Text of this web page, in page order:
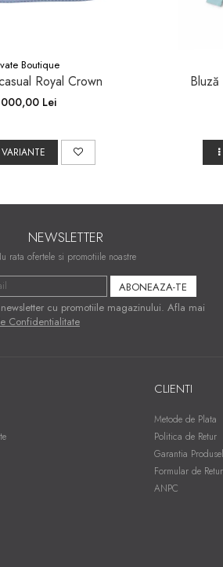
Boutique
Royal Crown
Lei
NEWSLETTER
rata ofertele si promotiile noastre
cu promotiile magazinului. Afla mai
Confidentialitate
CLIENTI
Metode de Plata
Politica de Retur
Garantia
Formular de Retur
ANPC